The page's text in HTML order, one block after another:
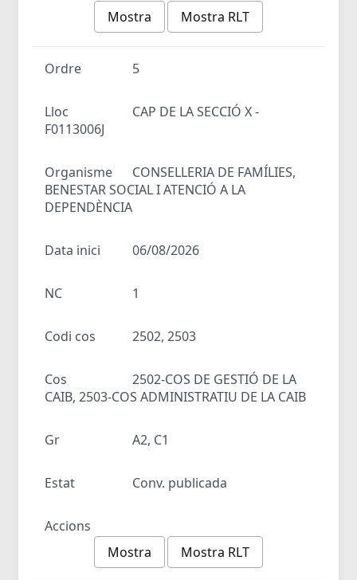
Mostra
Mostra RLT
Ordre 5
Lloc
CAP DE LA SECCIÓ X -
F0113006J
Organisme
CONSELLERIA DE FAMÍLIES,
BENESTAR SOCIAL I ATENCIÓ A LA
DEPENDÈNCIA
Data inici 06/08/2026
NC 1
Codi cos 2502, 2503
Cos
2502-COS DE GESTIÓ DE LA
CAIB, 2503-COS ADMINISTRATIU DE LA CAIB
Gr A2, C1
Estat Conv. publicada
Accions
Mostra
Mostra RLT